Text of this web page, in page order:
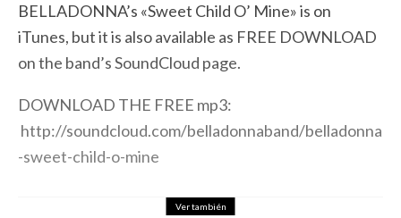
BELLADONNA’s «Sweet Child O’ Mine» is on
iTunes, but it is also available as FREE DOWNLOAD
on the band’s SoundCloud page.
DOWNLOAD THE FREE mp3:
http://soundcloud.com/belladonnaband/belladonna
-sweet-child-o-mine
Ver también